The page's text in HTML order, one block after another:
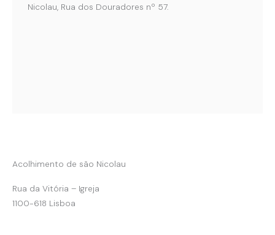
Nicolau, Rua dos Douradores nº 57.
Acolhimento de são Nicolau
Rua da Vitória – Igreja
1100-618 Lisboa